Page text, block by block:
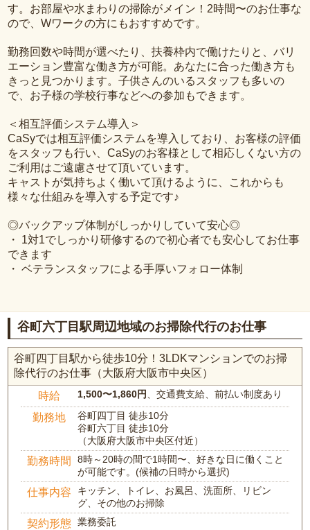
す。お部屋や水まわりの掃除がメイン！2時間〜のお仕事な
ので、Wワークの方にもおすすめです。
勤務回数や時間が選べたり、扶養枠内で働けたりと、バリ
エーション豊富な働き方が可能。あなたに合った働き方も
きっと見つかります。子供さんのいるスタッフも多いの
で、お子様の学校行事などへの参加もできます。
＜相互評価システム導入＞
CaSyでは相互評価システムを導入しており、お客様の評価
をスタッフも行い、CaSyのお客様として相応しくない方の
ご利用はご遠慮させて頂いています。
キャストが気持ちよく働いて頂けるように、これからも
様々な仕組みを導入する予定です♪
◎バックアップ体制がしっかりしていて安心◎
・ 1対1でしっかり研修するので初心者でも安心してお仕事
できます
・ ベテランスタッフによる手厚いフォロー体制
谷町六丁目駅周辺地域のお掃除代行のお仕事
谷町四丁目駅から徒歩10分！3LDKマンションでのお掃
除代行のお仕事（大阪府大阪市中央区）
時給 1,500〜1,860円、交通費支給、前払い制度あり
勤務地
谷町四丁目 徒歩10分
谷町六丁目 徒歩10分
（大阪府大阪市中央区付近）
勤務時間
8時～20時の間で1時間〜、好きな日に働くこと
が可能です。(候補の日時から選択)
仕事内容
キッチン、トイレ、お風呂、洗面所、リビン
グ、その他のお掃除
契約形態 業務委託